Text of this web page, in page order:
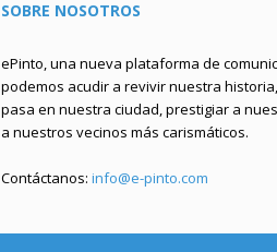
SOBRE NOSOTROS
ePinto, una nueva plataforma de
podemos acudir a revivir nuestra
pasa en nuestra ciudad, prestigiar a
a nuestros vecinos más carismáticos.
Contáctanos: info@e-pinto.com